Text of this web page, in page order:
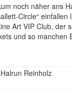
noch näher ans
Circle“
Art VIP Club, der
und so manchen
Reinholz